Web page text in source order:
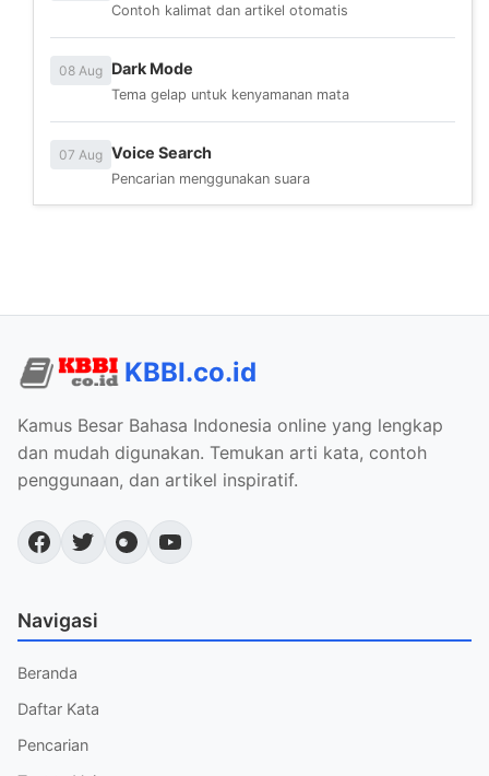
Contoh kalimat dan artikel otomatis
08 Aug Dark Mode
Tema gelap untuk kenyamanan mata
07 Aug Voice Search
Pencarian menggunakan suara
KBBI.co.id
Kamus Besar Bahasa Indonesia online yang lengkap
dan mudah digunakan. Temukan arti kata, contoh
penggunaan, dan artikel inspiratif.
Navigasi
Beranda
Daftar Kata
Pencarian